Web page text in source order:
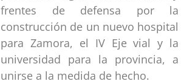
frentes de defensa por la
construcción de un nuevo hospital
para Zamora, el IV Eje vial y la
universidad para la provincia, a
unirse a la medida de hecho.